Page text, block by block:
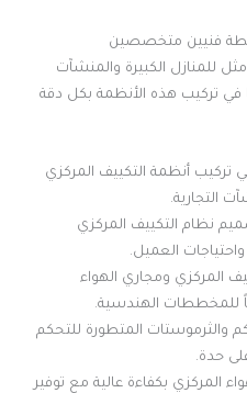
فنيين متخصصين
للمنازل الكبيرة والمنشآت
في تركيب هذه الأنظمة بكل دقة
أنظمة التكييف المركزي
التجارية.
نظام التكييف المركزي
العميل.
المركزي ومجاري الهواء
للمخططات الهندسية.
والثرموستات المتطورة للتحكم
حدة.
المركزي بكفاءة عالية مع توفير